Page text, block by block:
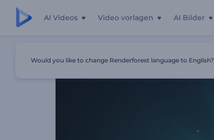
AI Videos Video vorlagen AI Bilder
Would you like to change Renderforest language to English?